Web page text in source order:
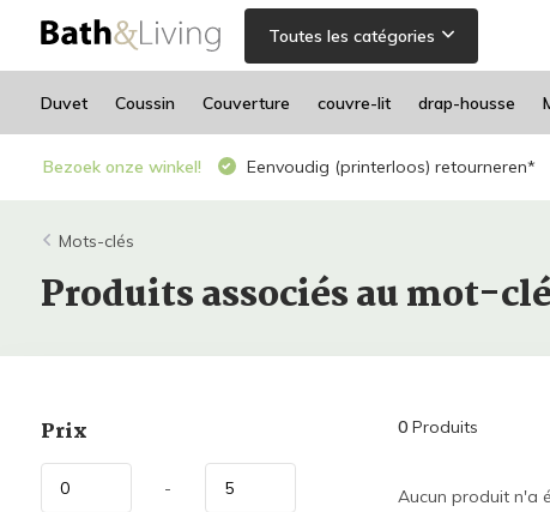
Toutes les catégories
Duvet Coussin Couverture couvre-lit drap-housse
Bezoek onze winkel! Eenvoudig (printerloos) retourneren*
Mots-clés
Produits associés au mot-clé
Prix
-
0Produits
Aucun produit n'a